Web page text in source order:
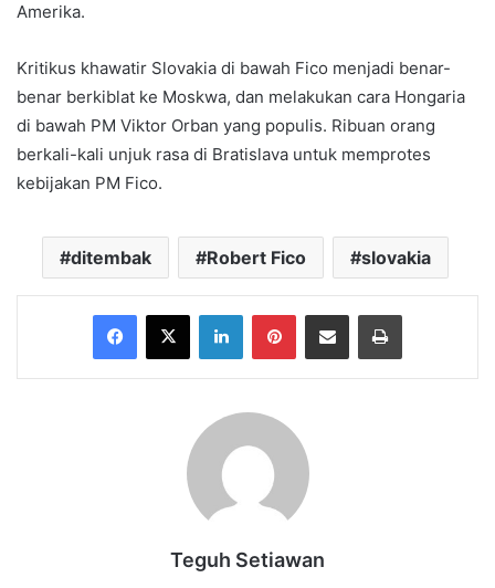
Amerika.
Kritikus khawatir Slovakia di bawah Fico menjadi benar-
benar berkiblat ke Moskwa, dan melakukan cara Hongaria
di bawah PM Viktor Orban yang populis. Ribuan orang
berkali-kali unjuk rasa di Bratislava untuk memprotes
kebijakan PM Fico.
ditembak Robert Fico slovakia
Facebook
X LinkedInPinterestShare via Email Print
Teguh Setiawan